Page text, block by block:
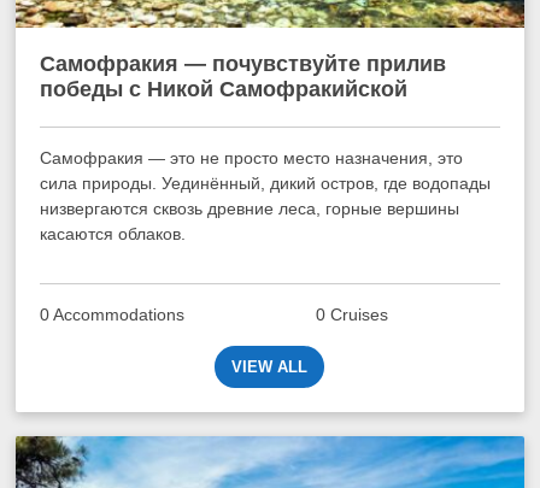
Самофракия — почувствуйте прилив
победы с Никой Самофракийской
Самофракия — это не просто место назначения, это
сила природы. Уединённый, дикий остров, где водопады
низвергаются сквозь древние леса, горные вершины
касаются облаков.
0 Accommodations 0 Cruises
VIEW ALL